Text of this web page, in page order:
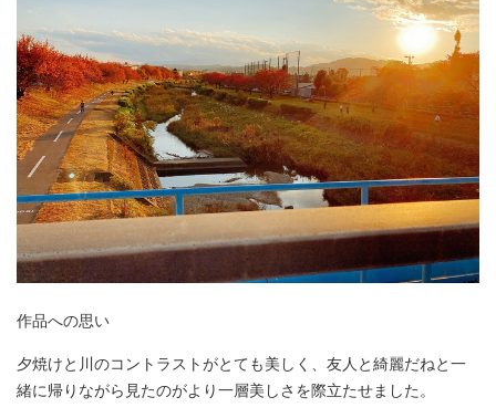
作品への思い
夕焼けと川のコントラストがとても美しく、友人と綺麗だねと一
緒に帰りながら見たのがより一層美しさを際立たせました。